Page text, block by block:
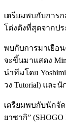
เตรียมพบกับการ
โด่งดังที่สุดจากป
พบกับการมาเยือน
จะขึ้นมาแสดง Mini
นำทีมโดย
วง Tutorial) และ
เตรียมพบกับนักจั
ยาซากิ”